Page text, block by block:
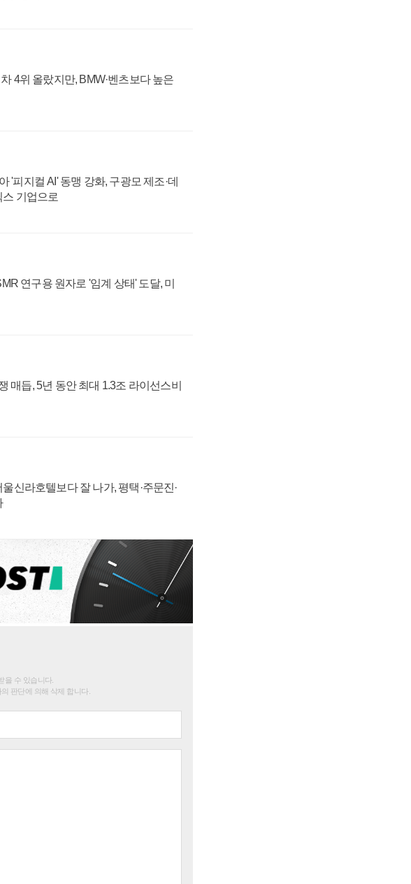
4위 올랐지만, BMW·벤츠보다 높은
'피지컬 AI' 동맹 강화, 구광모 제조·데
스 기업으로
연구용 원자로 '임계 상태' 도달, 미
매듭, 5년 동안 최대 1.3조 라이선스비
신라호텔보다 잘 나가, 평택·주문진·
을 수 있습니다.
판단에 의해 삭제 합니다.